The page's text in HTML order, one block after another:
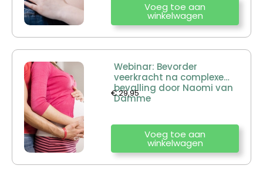
Voeg toe aan
winkelwagen
Webinar: Bevorder
veerkracht na complexe
bevalling door Naomi van
Damme
€29,95
Voeg toe aan
winkelwagen